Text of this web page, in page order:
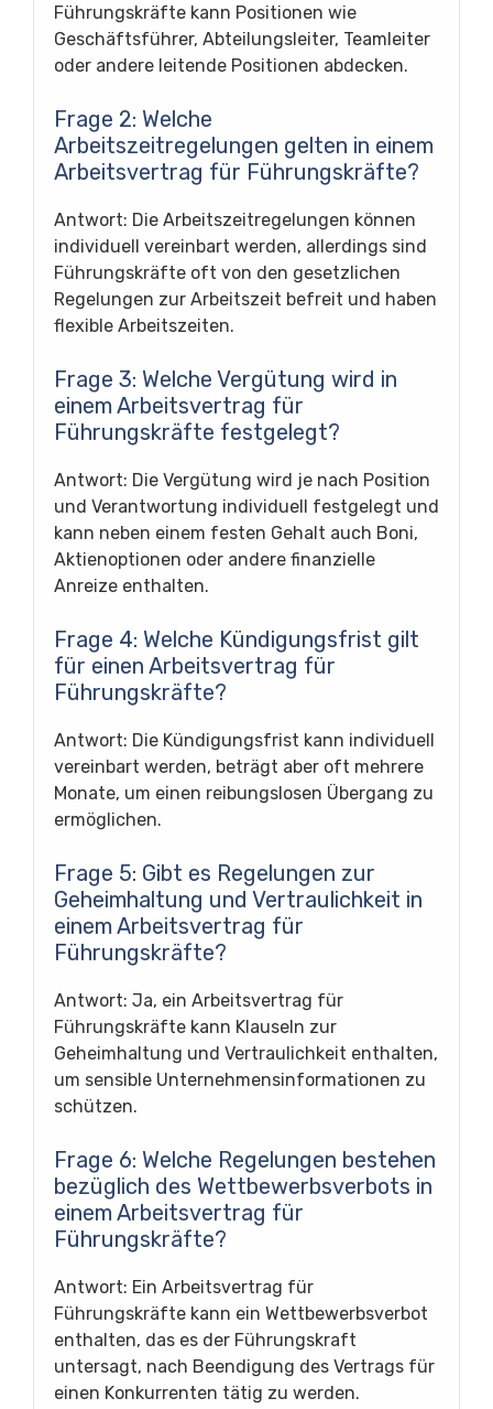
Führungskräfte kann Positionen wie
Geschäftsführer, Abteilungsleiter, Teamleiter
oder andere leitende Positionen abdecken.
Frage 2: Welche
Arbeitszeitregelungen gelten in einem
Arbeitsvertrag für Führungskräfte?
Antwort: Die Arbeitszeitregelungen können
individuell vereinbart werden, allerdings sind
Führungskräfte oft von den gesetzlichen
Regelungen zur Arbeitszeit befreit und haben
flexible Arbeitszeiten.
Frage 3: Welche Vergütung wird in
einem Arbeitsvertrag für
Führungskräfte festgelegt?
Antwort: Die Vergütung wird je nach Position
und Verantwortung individuell festgelegt und
kann neben einem festen Gehalt auch Boni,
Aktienoptionen oder andere finanzielle
Anreize enthalten.
Frage 4: Welche Kündigungsfrist gilt
für einen Arbeitsvertrag für
Führungskräfte?
Antwort: Die Kündigungsfrist kann individuell
vereinbart werden, beträgt aber oft mehrere
Monate, um einen reibungslosen Übergang zu
ermöglichen.
Frage 5: Gibt es Regelungen zur
Geheimhaltung und Vertraulichkeit in
einem Arbeitsvertrag für
Führungskräfte?
Antwort: Ja, ein Arbeitsvertrag für
Führungskräfte kann Klauseln zur
Geheimhaltung und Vertraulichkeit enthalten,
um sensible Unternehmensinformationen zu
schützen.
Frage 6: Welche Regelungen bestehen
bezüglich des Wettbewerbsverbots in
einem Arbeitsvertrag für
Führungskräfte?
Antwort: Ein Arbeitsvertrag für
Führungskräfte kann ein Wettbewerbsverbot
enthalten, das es der Führungskraft
untersagt, nach Beendigung des Vertrags für
einen Konkurrenten tätig zu werden.